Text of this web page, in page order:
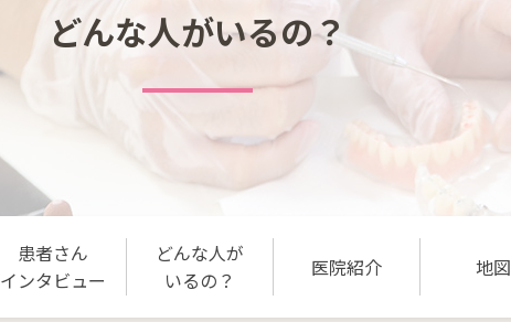
どんな人がいるの？
患者さん
インタビュー
どんな人が
いるの？
医院紹介 地図